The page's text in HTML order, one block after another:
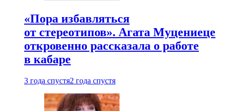
«Пора избавляться
от стереотипов». Агата Муцениеце
откровенно рассказала о работе
в кабаре
3 года спустя2 года спустя